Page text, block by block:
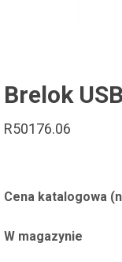
Brelok
R50176.06
Cena katalogowa
W magazynie